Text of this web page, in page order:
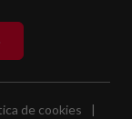
de cookies
|